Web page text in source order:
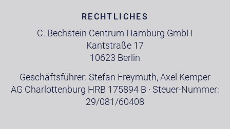
RECHTLICHES
C. Bechstein Centrum Hamburg GmbH
Kantstraße 17
10623 Berlin
Geschäftsführer: Stefan Freymuth, Axel Kemper
AG Charlottenburg HRB 175894 B · Steuer-Nummer:
29/081/60408